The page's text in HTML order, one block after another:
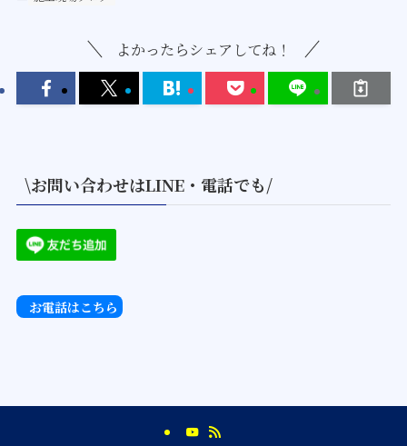
よかったらシェアしてね！
\お問い合わせはLINE・電話でも/
お電話はこちら